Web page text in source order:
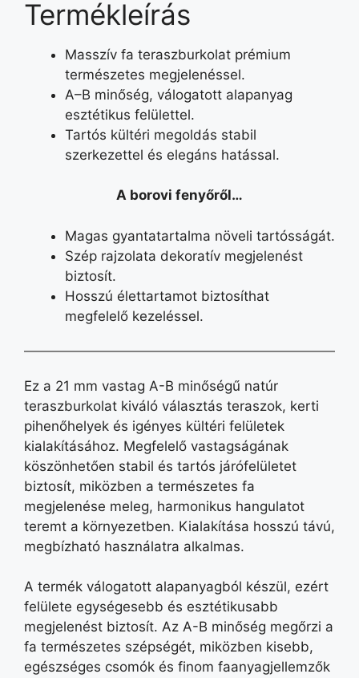
Termékleírás
Masszív fa teraszburkolat prémium
természetes megjelenéssel.
A–B minőség, válogatott alapanyag
esztétikus felülettel.
Tartós kültéri megoldás stabil
szerkezettel és elegáns hatással.
A borovi fenyőről…
Magas gyantatartalma növeli tartósságát.
Szép rajzolata dekoratív megjelenést
biztosít.
Hosszú élettartamot biztosíthat
megfelelő kezeléssel.
Ez a 21 mm vastag A-B minőségű natúr
teraszburkolat kiváló választás teraszok, kerti
pihenőhelyek és igényes kültéri felületek
kialakításához. Megfelelő vastagságának
köszönhetően stabil és tartós járófelületet
biztosít, miközben a természetes fa
megjelenése meleg, harmonikus hangulatot
teremt a környezetben. Kialakítása hosszú távú,
megbízható használatra alkalmas.
A termék válogatott alapanyagból készül, ezért
felülete egységesebb és esztétikusabb
megjelenést biztosít. Az A-B minőség megőrzi a
fa természetes szépségét, miközben kisebb,
egészséges csomók és finom faanyagjellemzők